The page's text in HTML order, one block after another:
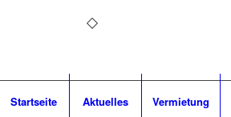
Startseite Aktuelles Vermietung